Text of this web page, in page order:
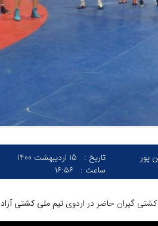
پور تاریخ :
15 اردیبهشت 1400
ساعت :
۱۶:۵۶
کشتی گیران حاضر در اردوی تیم ملی کشتی